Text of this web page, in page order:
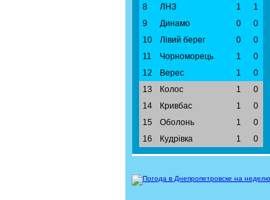
8
ЛНЗ 1
1
9
Динамо 0
0
10
Лівий берег 0
0
11
Чорноморець 1
0
12
Верес 1
0
13
Колос 1
0
14
Кривбас 1
0
15
Оболонь 1
0
16
Кудрівка 1 0